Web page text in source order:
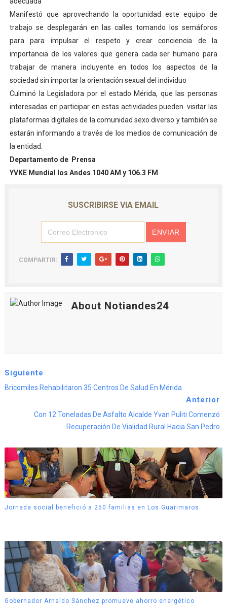
Impulsan plan estratégico de seguridad ciudadana
Jornada social benefició a 250 familias en Los
Manifestó que aprovechando la oportunidad este equipo de
trabajo se desplegarán en las calles tomando los semáforos
para para impulsar el respeto y crear conciencia de la
importancia de los valores que genera cada ser humano para
trabajar de manera incluyente en todos los aspectos de la
sociedad sin importar la orientación sexual del individuo
Culminó la Legisladora por el estado Mérida, que las personas
interesadas en participar en estas actividades pueden visitar las
plataformas digitales de la comunidad sexo diverso y también se
estarán informando a través de los medios de comunicación de
la entidad.
Departamento de Prensa
YVKE Mundial los Andes 1040 AM y 106.3 FM
SUSCRIBIRSE VIA EMAIL
COMPARTIR:
About Notiandes24
Siguiente
Bricomiles Rehabilitaron 35 Centros De Salud En Mérida
Anterior
Con 12 Toneladas De Asfalto Alcalde Yvan Puliti Comenzó
Recuperación De Vialidad Rural Hacia San Pedro
Jornada social benefició a 250 familias en Los Guarimaros
Gobernador Arnaldo Sánchez promueve ahorro energético